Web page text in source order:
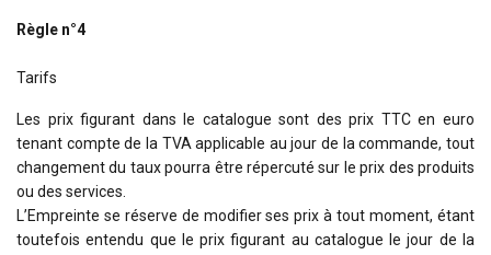
Règle n°4
Tarifs
Les prix figurant dans le catalogue sont des prix TTC en euro
tenant compte de la TVA applicable au jour de la commande, tout
changement du taux pourra être répercuté sur le prix des produits
ou des services.
L’Empreinte se réserve de modifier ses prix à tout moment, étant
toutefois entendu que le prix figurant au catalogue le jour de la